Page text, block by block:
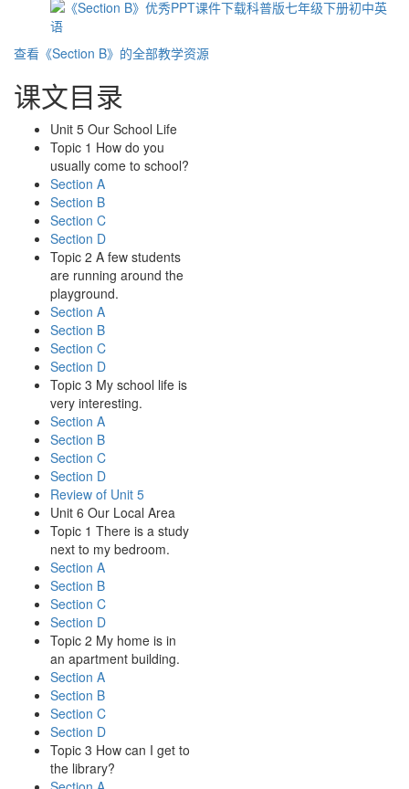
查看《Section B》的全部教学资源
课文目录
Unit 5 Our School Life
Topic 1 How do you
usually come to school?
Section A
Section B
Section C
Section D
Topic 2 A few students
are running around the
playground.
Section A
Section B
Section C
Section D
Topic 3 My school life is
very interesting.
Section A
Section B
Section C
Section D
Review of Unit 5
Unit 6 Our Local Area
Topic 1 There is a study
next to my bedroom.
Section A
Section B
Section C
Section D
Topic 2 My home is in
an apartment building.
Section A
Section B
Section C
Section D
Topic 3 How can I get to
the library?